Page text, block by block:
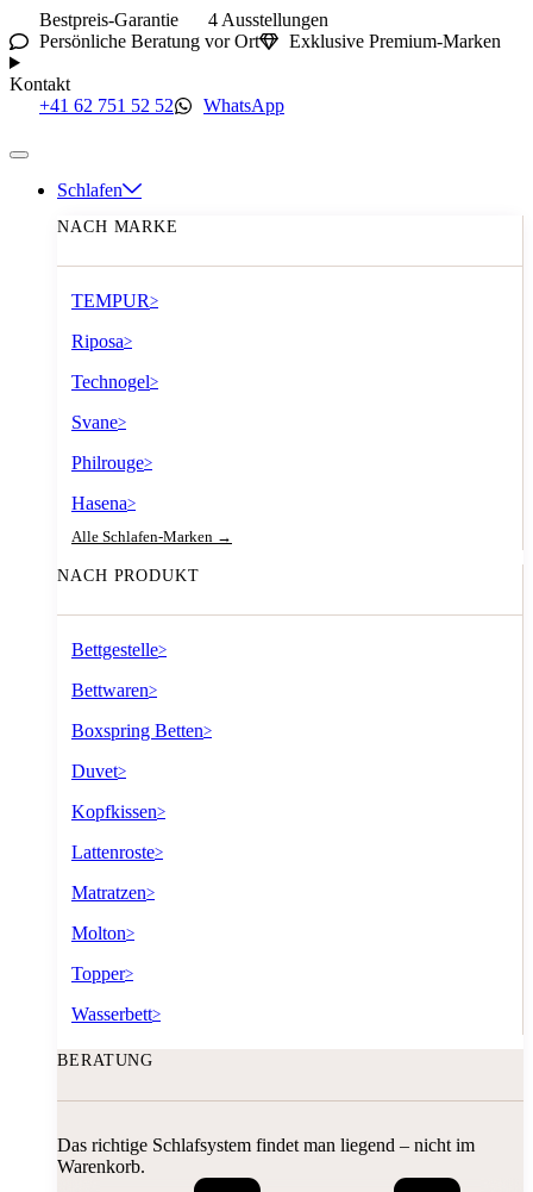
Bestpreis-Garantie
4 Ausstellungen
Persönliche Beratung vor Ort
Exklusive Premium-Marken
Kontakt
+41 62 751 52 52
WhatsApp
Schlafen
NACH MARKE
TEMPUR>
Riposa>
Technogel>
Svane>
Philrouge>
Hasena>
Alle Schlafen-Marken →
NACH PRODUKT
Bettgestelle>
Bettwaren>
Boxspring Betten>
Duvet>
Kopfkissen>
Lattenroste>
Matratzen>
Molton>
Topper>
Wasserbett>
BERATUNG
Das richtige Schlafsystem findet man liegend – nicht im
Warenkorb.